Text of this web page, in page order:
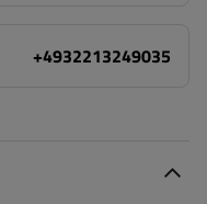
+4932213249035